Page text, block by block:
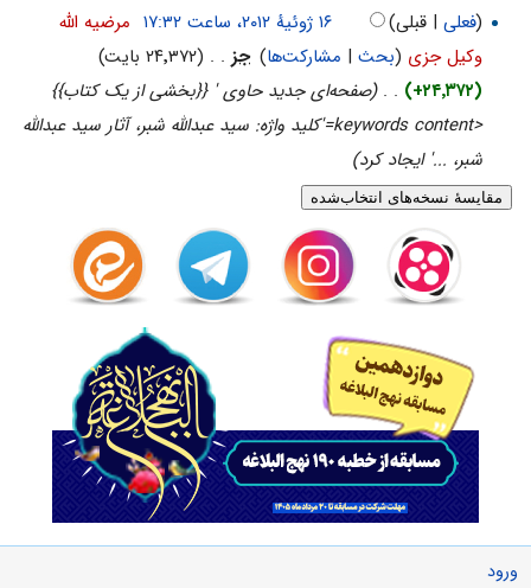
(فعلی| قبلی) ‏ مرضیه الله
وکیل جزی (بحث| مشارکت‌ها)
‏جز . . (۲۴٬۳۷۲ بایت)
(+۲۴٬۳۷۲)
. . (صفحه‌ای جدید حاوی ' {{بخشی از یک کتاب}}
<keywords content='کلید واژه: سید عبدالله شبر، آثار سید عبدالله
شبر، ...' ایجاد کرد)
ورود